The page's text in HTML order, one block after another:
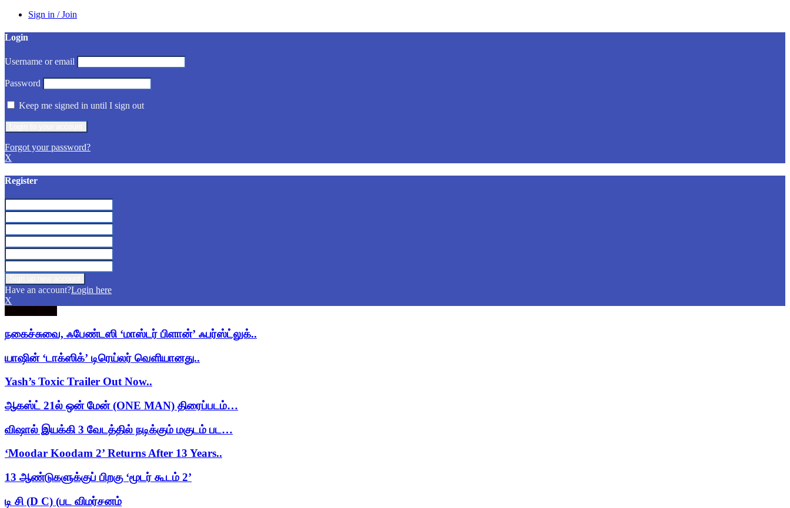
Sign in / Join
Login
Username or email
Password
Keep me signed in until I sign out
Forgot your password?
X
Register
Have an account?Login here
X
நகைச்சுவை, ஃபேண்டஸி ‘மாஸ்டர் பிளான்’ ஃபர்ஸ்ட்லுக்..
யாஷின் ‘டாக்ஸிக்’ டிரெய்லர் வெளியானது..
Yash’s Toxic Trailer Out Now..
ஆகஸ்ட் 21ல் ஒன் மேன் (ONE MAN) திரைப்படம்…
விஷால் இயக்கி 3 வேடத்தில் நடிக்கும் மகுடம் பட…
‘Moodar Koodam 2’ Returns After 13 Years..
13 ஆண்டுகளுக்குப் பிறகு ‘மூடர் கூடம் 2’
டி சி (D C) (பட விமர்சனம்